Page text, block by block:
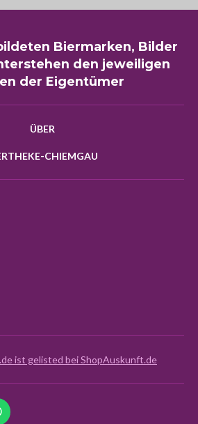
Biermarken, Bilder
den jeweiligen
der Eigentümer
ÜBER
CHIEMGAU